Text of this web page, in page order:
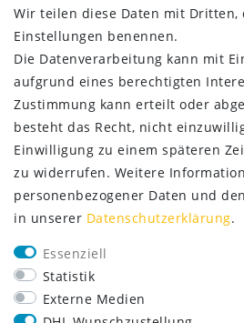
SERVICE
Lieferung nur 2,95 €
Rücksendung kostenfrei
14 Tage Rückgaberecht
Wir teilen diese Daten mit Dritten,
Einstellungen benennen.
Die Datenverarbeitung kann mit
aufgrund eines berechtigten
Zustimmung kann erteilt oder
besteht das Recht, nicht
Einwilligung zu einem späteren
zu widerrufen. Weitere
personenbezogener Daten und
in unserer Daten­schutz­erklärung.
Essenziell
Statistik
Externe Medien